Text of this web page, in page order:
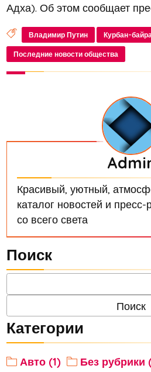
Адха). Об этом сообщает
Владимир Путин Курбан-
Последние новости общества
Красивый, уютный,
каталог новостей и
со всего света
Поиск
Категории
Авто (1)
Без рубрики